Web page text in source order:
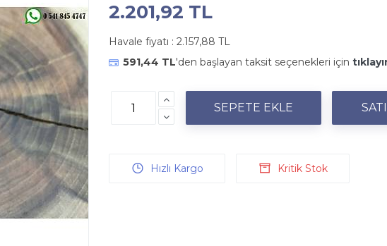
2.201,92 TL
Havale fiyatı : 2.157,88 TL
591,44 TL'den başlayan taksit seçenekleri için